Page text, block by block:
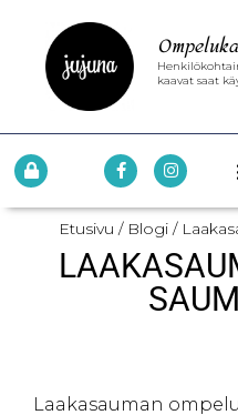
kaavat saat
Etusivu / Blogi /
Laakasauman